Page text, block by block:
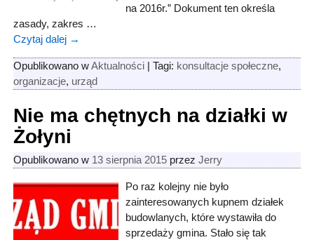
na 2016r.” Dokument ten określa
zasady, zakres …
Czytaj dalej →
Opublikowano w Aktualności| Tagi: konsultacje społeczne,
organizacje, urząd
Nie ma chętnych na działki w
Żołyni
Opublikowano w 13 sierpnia 2015 przez Jerry
Po raz kolejny nie było
zainteresowanych kupnem działek
budowlanych, które wystawiła do
sprzedaży gmina. Stało się tak